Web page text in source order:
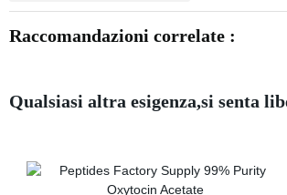
Raccomandazioni correlate :
Qualsiasi altra esigenza,si senta